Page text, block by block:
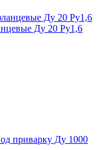
Ду 20 Ру1,6